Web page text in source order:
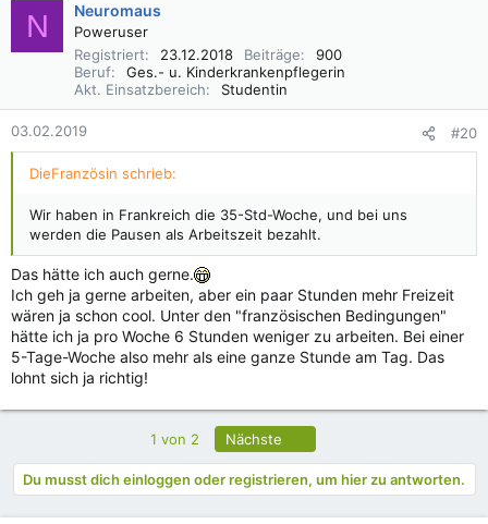
N Neuromaus
Poweruser
Registriert
23.12.2018 Beiträge
900
Beruf
Ges.- u. Kinderkrankenpflegerin
Akt. Einsatzbereich
Studentin
03.02.2019 #20
DieFranzösin schrieb:
Wir haben in Frankreich die 35-Std-Woche, und bei uns
werden die Pausen als Arbeitszeit bezahlt.
Das hätte ich auch gerne.
Ich geh ja gerne arbeiten, aber ein paar Stunden mehr Freizeit
wären ja schon cool. Unter den "französischen Bedingungen"
hätte ich ja pro Woche 6 Stunden weniger zu arbeiten. Bei einer
5-Tage-Woche also mehr als eine ganze Stunde am Tag. Das
lohnt sich ja richtig!
1 von 2 Nächste
Du musst dich einloggen oder registrieren, um hier zu antworten.